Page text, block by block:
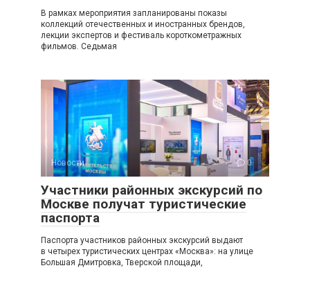
В рамках мероприятия запланированы показы
коллекций отечественных и иностранных брендов,
лекции экспертов и фестиваль короткометражных
фильмов. Седьмая
Новости 0
Участники районных экскурсий по
Москве получат туристические
паспорта
Паспорта участников районных экскурсий выдают
в четырех туристических центрах «Москва»: на улице
Большая Дмитровка, Тверской площади,